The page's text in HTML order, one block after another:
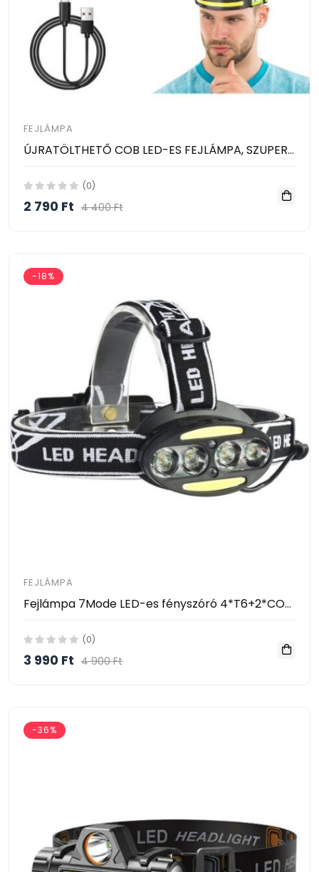
FEJLÁMPA
ÚJRATÖLTHETŐ COB LED-ES FEJLÁMPA, SZUPERFÉNYES, 230°-OS SZÉLES FÉNYSUGÁRRAL, FÉNYVISSZAVERŐ FEJPÁNTTAL
(0)
2 790 Ft 4 400 Ft
-18%
FEJLÁMPA
Fejlámpa 7Mode LED-es fényszóró 4*T6+2*COB+2*piros vízálló újratölthető MX-2504
(0)
3 990 Ft 4 900 Ft
-36%